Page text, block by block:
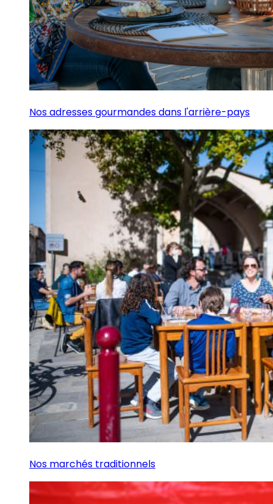
Nos adresses gourmandes dans l'arrière-pays
Nos marchés traditionnels